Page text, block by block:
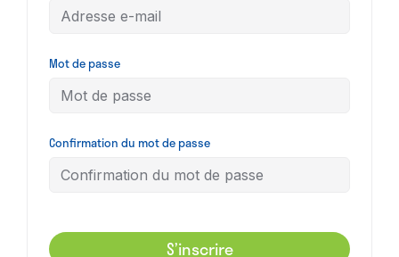
Mot de passe
Confirmation du mot de passe
S’inscrire